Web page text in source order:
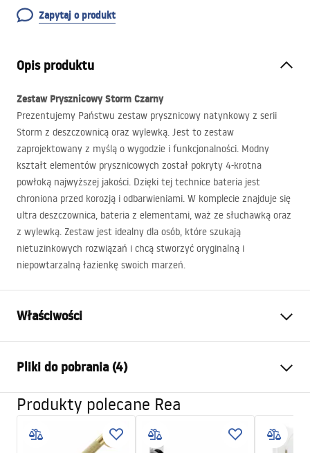
Zapytaj o produkt
Opis produktu
Zestaw Prysznicowy Storm Czarny
Prezentujemy Państwu zestaw prysznicowy natynkowy z serii
Storm z deszczownicą oraz wylewką. Jest to zestaw
zaprojektowany z myślą o wygodzie i funkcjonalności. Modny
kształt elementów prysznicowych został pokryty 4-krotna
powłoką najwyższej jakości. Dzięki tej technice bateria jest
chroniona przed korozją i odbarwieniami. W komplecie znajduje się
ultra deszczownica, bateria z elementami, waż ze słuchawką oraz
z wylewką. Zestaw jest idealny dla osób, które szukają
nietuzinkowych rozwiązań i chcą stworzyć oryginalną i
niepowtarzalną łazienkę swoich marzeń.
Właściwości
Materiał:
Rodzaj baterii:
Jednouchwytowa
Sposób montażu:
Natynkowy
Regulacja wysokości:
Tak
Pliki do pobrania (4)
Informacje o bezpieczeństwie
Safety_Information_Shower_set.pdf
Produkty polecane Rea